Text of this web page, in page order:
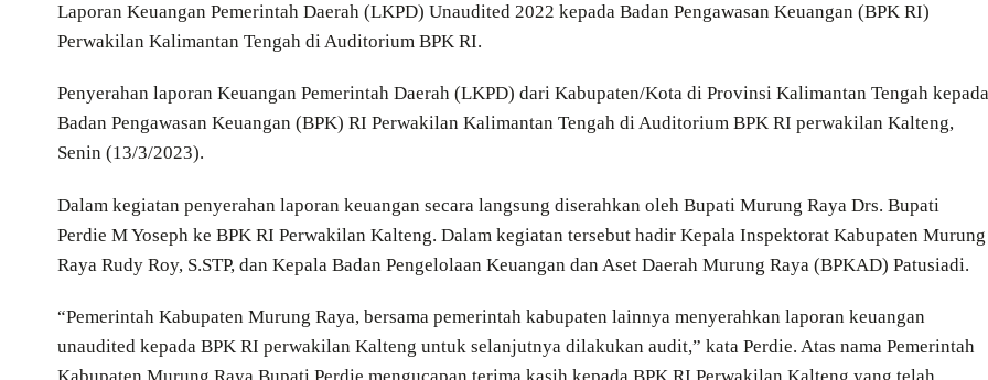
Laporan Keuangan Pemerintah Daerah (LKPD) Unaudited 2022 kepada Badan Pengawasan Keuangan (BPK RI)
Perwakilan Kalimantan Tengah di Auditorium BPK RI.
Penyerahan laporan Keuangan Pemerintah Daerah (LKPD) dari Kabupaten/Kota di Provinsi Kalimantan Tengah kepada
Badan Pengawasan Keuangan (BPK) RI Perwakilan Kalimantan Tengah di Auditorium BPK RI perwakilan Kalteng,
Senin (13/3/2023).
Dalam kegiatan penyerahan laporan keuangan secara langsung diserahkan oleh Bupati Murung Raya Drs. Bupati
Perdie M Yoseph ke BPK RI Perwakilan Kalteng. Dalam kegiatan tersebut hadir Kepala Inspektorat Kabupaten Murung
Raya Rudy Roy, S.STP, dan Kepala Badan Pengelolaan Keuangan dan Aset Daerah Murung Raya (BPKAD) Patusiadi.
“Pemerintah Kabupaten Murung Raya, bersama pemerintah kabupaten lainnya menyerahkan laporan keuangan
unaudited kepada BPK RI perwakilan Kalteng untuk selanjutnya dilakukan audit,” kata Perdie. Atas nama Pemerintah